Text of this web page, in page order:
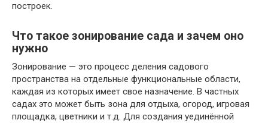
построек.
Что такое зонирование сада и зачем оно
нужно
Зонирование — это процесс деления садового
пространства на отдельные функциональные области,
каждая из которых имеет свое назначение. В частных
садах это может быть зона для отдыха, огород, игровая
площадка, цветники и т.д. Для создания уединённой